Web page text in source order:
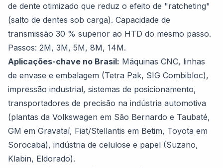
de dente otimizado que reduz o efeito de "ratcheting"
(salto de dentes sob carga). Capacidade de
transmissão 30 % superior ao HTD do mesmo passo.
Passos: 2M, 3M, 5M, 8M, 14M.
Aplicações-chave no Brasil: Máquinas CNC, linhas
de envase e embalagem (Tetra Pak, SIG Combibloc),
impressão industrial, sistemas de posicionamento,
transportadores de precisão na indústria automotiva
(plantas da Volkswagen em São Bernardo e Taubaté,
GM em Gravataí, Fiat/Stellantis em Betim, Toyota em
Sorocaba), indústria de celulose e papel (Suzano,
Klabin, Eldorado).